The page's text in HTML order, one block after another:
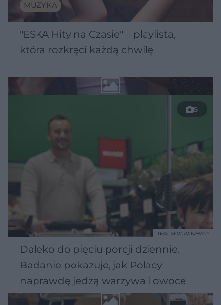
MUZYKA
"ESKA Hity na Czasie" – playlista,
która rozkręci każdą chwilę
5
Daleko do pięciu porcji dziennie.
Badanie pokazuje, jak Polacy
naprawdę jedzą warzywa i owoce
TEKST SPONSOROWANY